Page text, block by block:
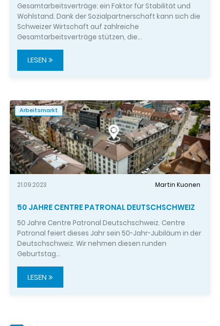
Gesamtarbeitsverträge: ein Faktor für Stabilität und
Wohlstand. Dank der Sozialpartnerschaft kann sich die
Schweizer Wirtschaft auf zahlreiche
Gesamtarbeitsverträge stützen, die…
LESEN
Arbeitsmarkt
21.09.2023 Martin Kuonen
50 JAHRE CENTRE PATRONAL DEUTSCHSCHWEIZ
50 Jahre Centre Patronal Deutschschweiz. Centre
Patronal feiert dieses Jahr sein 50-Jahr-Jubiläum in der
Deutschschweiz. Wir nehmen diesen runden
Geburtstag…
LESEN